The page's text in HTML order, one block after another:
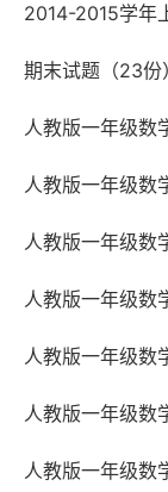
2014-2015学年
期末试题（23份）
人教版一年级数
人教版一年级数
人教版一年级数
人教版一年级数
人教版一年级数
人教版一年级数
人教版一年级数